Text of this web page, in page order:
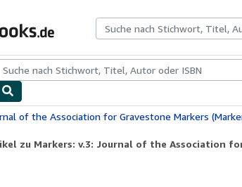
Antiquarische BücherKunst & Sammlerstücke
zu Markers: v.3: Journal of the Association